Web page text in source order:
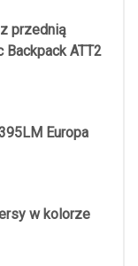
przednią
ATT2
Europa
w kolorze